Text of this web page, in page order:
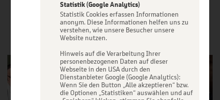
VERANSTALTUNGEN
Statistik (Google Analytics)
Statistik Cookies erfassen Informationen
anonym. Diese Informationen helfen uns zu
verstehen, wie unsere Besucher unsere
Website nutzen.
Hinweis auf die Verarbeitung Ihrer
personenbezogenen Daten auf dieser
Webseite in den USA durch den
Dienstanbieter Google (Google Analytics):
Wenn Sie den Button „Alle akzeptieren“ bzw.
die Optionen „Statistiken“ auswählen und auf